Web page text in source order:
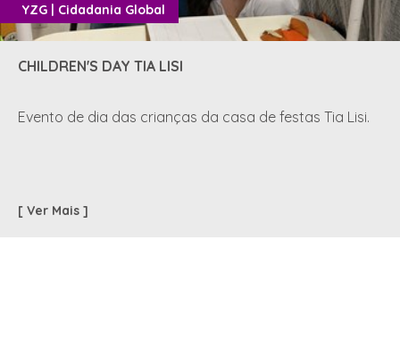
YZG | Cidadania Global
CHILDREN'S DAY TIA LISI
Evento de dia das crianças da casa de festas Tia Lisi.
[ Ver Mais ]